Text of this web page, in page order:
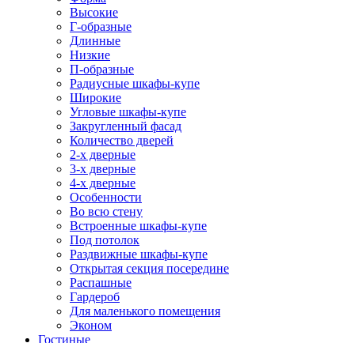
Высокие
Г-образные
Длинные
Низкие
П-образные
Радиусные шкафы-купе
Широкие
Угловые шкафы-купе
Закругленный фасад
Количество дверей
2-х дверные
3-х дверные
4-х дверные
Особенности
Во всю стену
Встроенные шкафы-купе
Под потолок
Раздвижные шкафы-купе
Открытая секция посередине
Распашные
Гардероб
Для маленького помещения
Эконом
Гостиные